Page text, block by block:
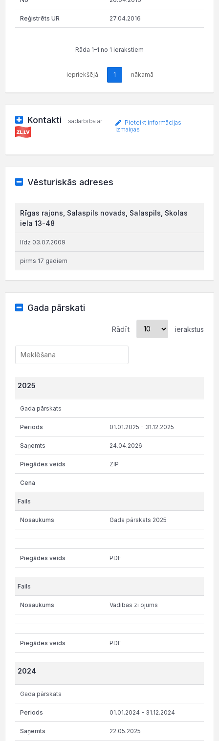
27.04.2016
Rāda 1–1 no 1 ierakstiem
iepriekšējā 1 nākamā
Kontakti sadarbībā ar
Pieteikt informācijas
izmaiņas
Vēsturiskās adreses
Rīgas rajons, Salaspils novads, Salaspils, Skolas
iela 13-48
līdz 03.07.2009
pirms 17 gadiem
Gada pārskati
Rādīt ierakstus
2025
Gada pārskats
01.01.2025 - 31.12.2025
24.04.2026
ZIP
Gada pārskats 2025
PDF
Vadibas zi ojums
PDF
2024
Gada pārskats
01.01.2024 - 31.12.2024
22.05.2025